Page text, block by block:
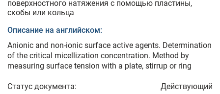
поверхностного натяжения с помощью пластины,
скобы или кольца
Описание на английском:
Anionic and non-ionic surface active agents. Determination
of the critical micellization concentration. Method by
measuring surface tension with a plate, stirrup or ring
Статус документа: Действующий